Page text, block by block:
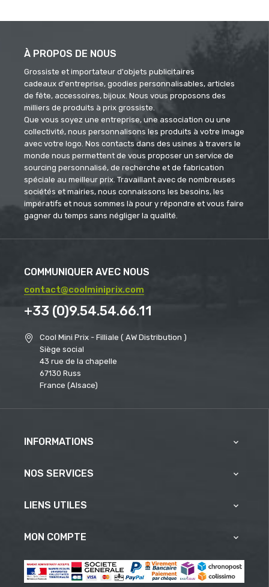
À PROPOS DE NOUS
Grossiste et importateur d'objets publicitaires
cadeaux d'entreprise, goodies personnalisables, articles
de fête, accessoires, bijoux. Nous vous proposons des
milliers de produits à prix grossiste.
Que vous soyez une entreprise, une association ou une
collectivité, nous personnalisons les produits à votre image
avec votre logo. Nos contacts dans des usines à travers le
monde nous permettent de vous proposer un service de
sourcing personnalisé, de recherche et de fabrication
spéciale au meilleur prix. Travaillant avec de nombreuses
sociétés et mairies, nous connaissons les besoins, les
impératifs et nous sommes là pour y répondre et vous faire
gagner du temps sans négliger la qualité.
COMMUNIQUER AVEC NOUS
contact@coolminiprix.com
+33 (0)9.54.54.66.11
Cool Mini Prix - Filliale ( AW Distribution )
Siège social
43 rue de la chapelle
67130 Russ
France (Alsace)
INFORMATIONS 
NOS SERVICES 
LIENS UTILES 
MON COMPTE 